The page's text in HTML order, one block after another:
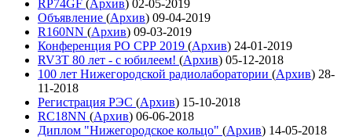
RP74GF (Архив) 02-05-2019
Объявление (Архив) 09-04-2019
R160NN (Архив) 09-03-2019
Конференция РО СРР 2019 (Архив) 24-01-2019
RV3T 80 лет - с юбилеем! (Архив) 05-12-2018
100 лет Нижегородской радиолаборатории (Архив) 28-
11-2018
Регистрация РЭС (Архив) 15-10-2018
RC18NN (Архив) 06-06-2018
Диплом "Нижегородское кольцо" (Архив) 14-05-2018